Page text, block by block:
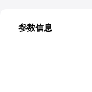
参数信息